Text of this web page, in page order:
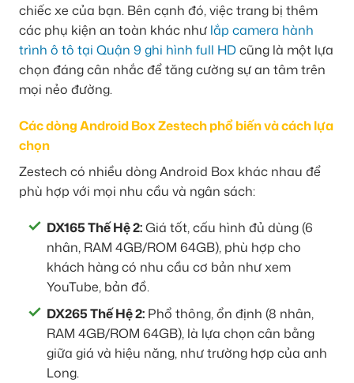
chiếc xe của bạn. Bên cạnh đó, việc trang bị thêm
các phụ kiện an toàn khác như lắp camera hành
trình ô tô tại Quận 9 ghi hình full HDcũng là một lựa
chọn đáng cân nhắc để tăng cường sự an tâm trên
mọi nẻo đường.
Các dòng Android Box Zestech phổ biến và cách lựa
chọn
Zestech có nhiều dòng Android Box khác nhau để
phù hợp với mọi nhu cầu và ngân sách:
DX165 Thế Hệ 2:Giá tốt, cấu hình đủ dùng (6
nhân, RAM 4GB/ROM 64GB), phù hợp cho
khách hàng có nhu cầu cơ bản như xem
YouTube, bản đồ.
DX265 Thế Hệ 2: Phổ thông, ổn định (8 nhân,
RAM 4GB/ROM 64GB), là lựa chọn cân bằng
giữa giá và hiệu năng, như trường hợp của anh
Long.